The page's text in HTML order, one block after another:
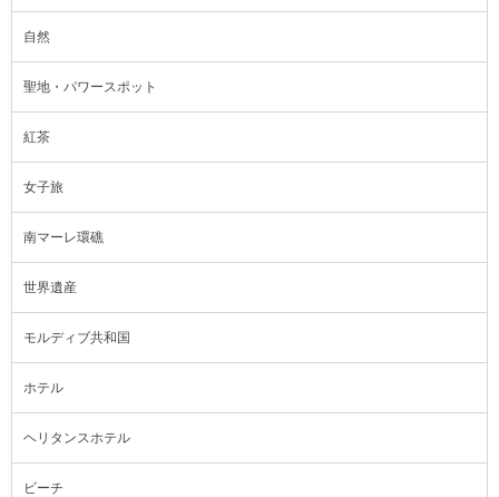
自然
聖地・パワースポット
紅茶
女子旅
南マーレ環礁
世界遺産
モルディブ共和国
ホテル
ヘリタンスホテル
ビーチ